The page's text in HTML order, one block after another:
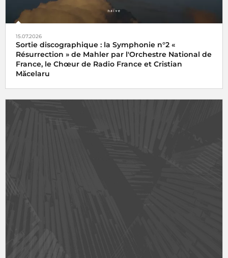
15.07.2026
Sortie discographique : la Symphonie n°2 «
Résurrection » de Mahler par l'Orchestre National de
France, le Chœur de Radio France et Cristian
Măcelaru